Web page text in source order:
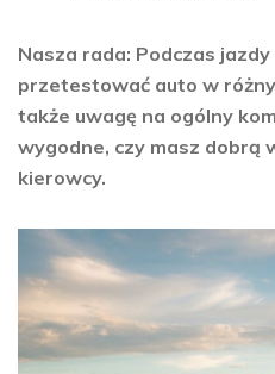
Nasza rada: Podczas
przetestować auto w
także uwagę na ogólny
wygodne, czy masz dobrą
kierowcy.